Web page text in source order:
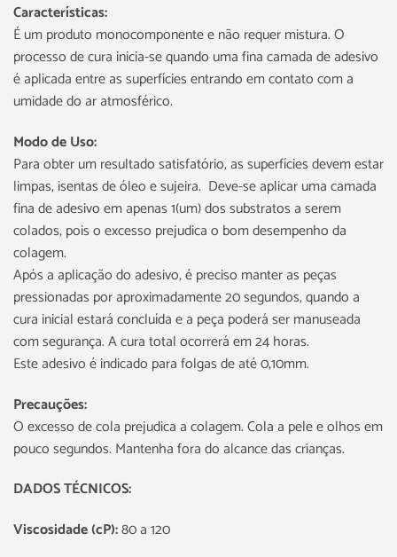
Características:
É um produto monocomponente e não requer mistura. O
processo de cura inicia-se quando uma fina camada de adesivo
é aplicada entre as superfícies entrando em contato com a
umidade do ar atmosférico.
Modo de Uso:
Para obter um resultado satisfatório, as superfícies devem estar
limpas, isentas de óleo e sujeira. Deve-se aplicar uma camada
fina de adesivo em apenas 1(um) dos substratos a serem
colados, pois o excesso prejudica o bom desempenho da
colagem.
Após a aplicação do adesivo, é preciso manter as peças
pressionadas por aproximadamente 20 segundos, quando a
cura inicial estará concluída e a peça poderá ser manuseada
com segurança. A cura total ocorrerá em 24 horas.
Este adesivo é indicado para folgas de até 0,10mm.
Precauções:
O excesso de cola prejudica a colagem. Cola a pele e olhos em
pouco segundos. Mantenha fora do alcance das crianças.
DADOS TÉCNICOS:
Viscosidade (cP):80 a 120